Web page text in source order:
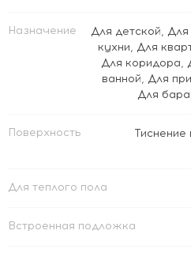
Назначение Для детской, Для
кухни, Для
Для коридора,
ванной, Для
Для бара
Поверхность Тиснение
Для теплого пола
Встроенная подложка